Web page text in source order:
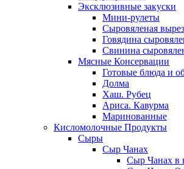
Эксклюзивные закуски
Мини-рулеты
Сыровяленая
Говядина
Свинина
Мясные Консервации
Готовые блюда и
Долма
Хаш. Рубец
Ариса. Кавурма
Маринованные
Кисломолочные Продукты
Сыры
Сыр Чанах
Сыр Чанах в